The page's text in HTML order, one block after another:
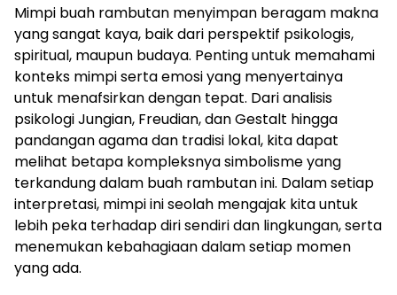
Mimpi buah rambutan menyimpan beragam makna
yang sangat kaya, baik dari perspektif psikologis,
spiritual, maupun budaya. Penting untuk memahami
konteks mimpi serta emosi yang menyertainya
untuk menafsirkan dengan tepat. Dari analisis
psikologi Jungian, Freudian, dan Gestalt hingga
pandangan agama dan tradisi lokal, kita dapat
melihat betapa kompleksnya simbolisme yang
terkandung dalam buah rambutan ini. Dalam setiap
interpretasi, mimpi ini seolah mengajak kita untuk
lebih peka terhadap diri sendiri dan lingkungan, serta
menemukan kebahagiaan dalam setiap momen
yang ada.